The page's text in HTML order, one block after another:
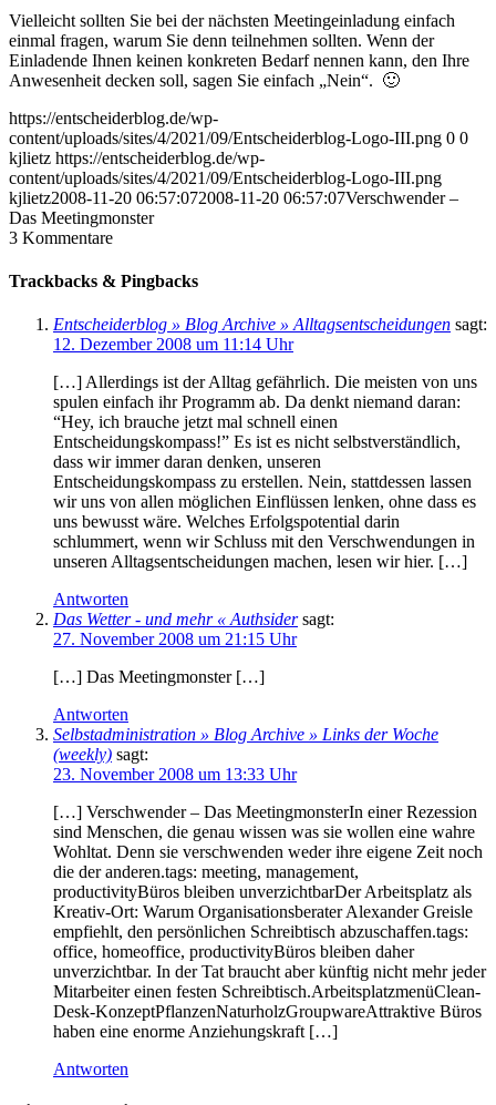
Vielleicht sollten Sie bei der nächsten Meetingeinladung einfach
einmal fragen, warum Sie denn teilnehmen sollten. Wenn der
Einladende Ihnen keinen konkreten Bedarf nennen kann, den Ihre
Anwesenheit decken soll, sagen Sie einfach „Nein“. 🙂
https://entscheiderblog.de/wp-
content/uploads/sites/4/2021/09/Entscheiderblog-Logo-III.png 0 0
kjlietz https://entscheiderblog.de/wp-
content/uploads/sites/4/2021/09/Entscheiderblog-Logo-III.png
kjlietz2008-11-20 06:57:072008-11-20 06:57:07Verschwender –
Das Meetingmonster
3 Kommentare
Trackbacks & Pingbacks
Entscheiderblog » Blog Archive » Alltagsentscheidungen sagt:
12. Dezember 2008 um 11:14 Uhr
[…] Allerdings ist der Alltag gefährlich. Die meisten von uns
spulen einfach ihr Programm ab. Da denkt niemand daran:
“Hey, ich brauche jetzt mal schnell einen
Entscheidungskompass!” Es ist es nicht selbstverständlich,
dass wir immer daran denken, unseren
Entscheidungskompass zu erstellen. Nein, stattdessen lassen
wir uns von allen möglichen Einflüssen lenken, ohne dass es
uns bewusst wäre. Welches Erfolgspotential darin
schlummert, wenn wir Schluss mit den Verschwendungen in
unseren Alltagsentscheidungen machen, lesen wir hier. […]
Antworten
Das Wetter - und mehr « Authsider sagt:
27. November 2008 um 21:15 Uhr
[…] Das Meetingmonster […]
Antworten
Selbstadministration » Blog Archive » Links der Woche
(weekly) sagt:
23. November 2008 um 13:33 Uhr
[…] Verschwender – Das MeetingmonsterIn einer Rezession
sind Menschen, die genau wissen was sie wollen eine wahre
Wohltat. Denn sie verschwenden weder ihre eigene Zeit noch
die der anderen.tags: meeting, management,
productivityBüros bleiben unverzichtbarDer Arbeitsplatz als
Kreativ-Ort: Warum Organisationsberater Alexander Greisle
empfiehlt, den persönlichen Schreibtisch abzuschaffen.tags:
office, homeoffice, productivityBüros bleiben daher
unverzichtbar. In der Tat braucht aber künftig nicht mehr jeder
Mitarbeiter einen festen Schreibtisch.ArbeitsplatzmenüClean-
Desk-KonzeptPflanzenNaturholzGroupwareAttraktive Büros
haben eine enorme Anziehungskraft […]
Antworten